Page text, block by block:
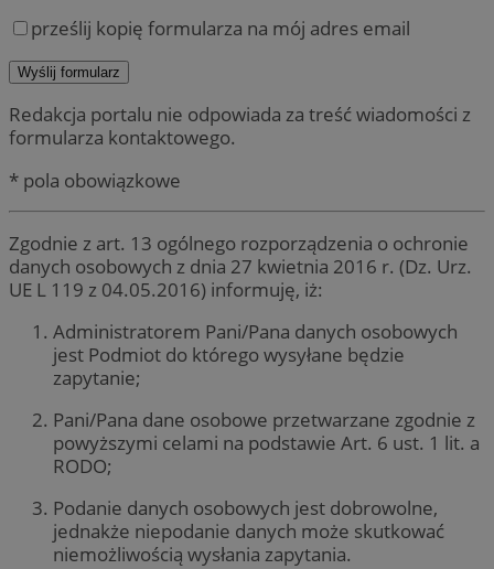
prześlij kopię formularza na mój adres email
Redakcja portalu nie odpowiada za treść wiadomości z
formularza kontaktowego.
* pola obowiązkowe
Zgodnie z art. 13 ogólnego rozporządzenia o ochronie
danych osobowych z dnia 27 kwietnia 2016 r. (Dz. Urz.
UE L 119 z 04.05.2016) informuję, iż:
Administratorem Pani/Pana danych osobowych
jest Podmiot do którego wysyłane będzie
zapytanie;
Pani/Pana dane osobowe przetwarzane zgodnie z
powyższymi celami na podstawie Art. 6 ust. 1 lit. a
RODO;
Podanie danych osobowych jest dobrowolne,
jednakże niepodanie danych może skutkować
niemożliwością wysłania zapytania.